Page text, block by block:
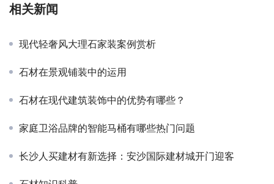
相关新闻
现代轻奢风大理石家装案例赏析
石材在景观铺装中的运用
石材在现代建筑装饰中的优势有哪些？
家庭卫浴品牌的智能马桶有哪些热门问题
长沙人买建材有新选择：安沙国际建材城开门迎客